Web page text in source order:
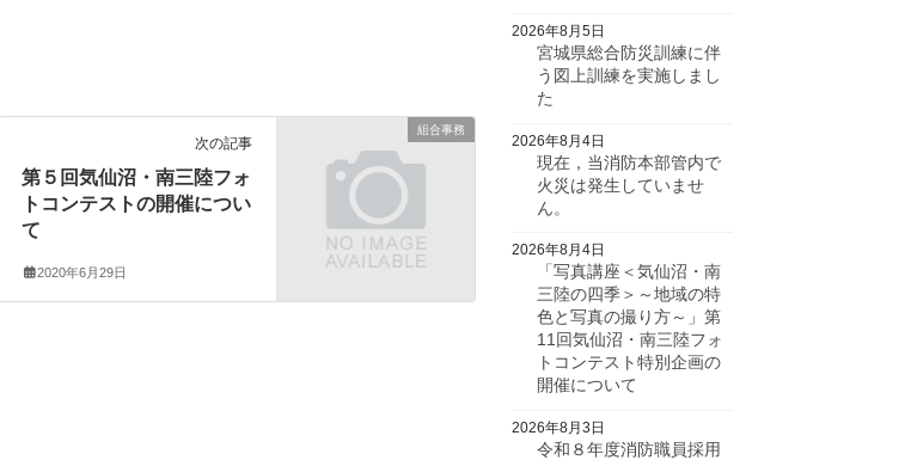
組合事務
次の記事
第５回気仙沼・南三陸フォ
トコンテストの開催につい
て
2020年6月29日
宮城県総合防災訓練に伴
う図上訓練を実施しまし
た
2026年8月5日
現在，当消防本部管内で
火災は発生していませ
ん。
2026年8月4日
「写真講座＜気仙沼・南
三陸の四季＞～地域の特
色と写真の撮り方～」第
11回気仙沼・南三陸フォ
トコンテスト特別企画の
開催について
2026年8月4日
令和８年度消防職員採用
2026年8月3日